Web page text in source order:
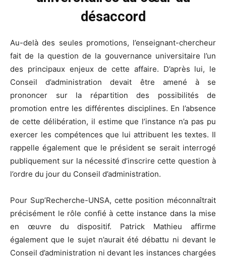
désaccord
Au-delà des seules promotions, l’enseignant-chercheur
fait de la question de la gouvernance universitaire l’un
des principaux enjeux de cette affaire. D’après lui, le
Conseil d’administration devait être amené à se
prononcer sur la répartition des possibilités de
promotion entre les différentes disciplines. En l’absence
de cette délibération, il estime que l’instance n’a pas pu
exercer les compétences que lui attribuent les textes. Il
rappelle également que le président se serait interrogé
publiquement sur la nécessité d’inscrire cette question à
l’ordre du jour du Conseil d’administration.
Pour Sup’Recherche-UNSA, cette position méconnaîtrait
précisément le rôle confié à cette instance dans la mise
en œuvre du dispositif. Patrick Mathieu affirme
également que le sujet n’aurait été débattu ni devant le
Conseil d’administration ni devant les instances chargées